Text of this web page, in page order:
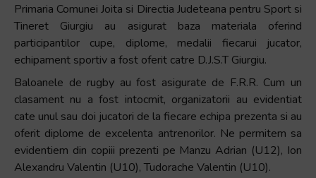
Primaria Comunei Joita si Directia Judeteana pentru Sport si
Tineret Giurgiu au asigurat baza materiala oferind
participantilor cupe, diplome, medalii fiecarui jucator,
echipament sportiv a fost oferit catre D.J.S.T Giurgiu.
Baloanele de rugby au fost asigurate de F.R.R. Cum un
clasament nu a fost intocmit, organizatorii au evidentiat
cate unul sau doi jucatori de la fiecare echipa prezenta si au
oferit diplome de excelenta antrenorilor. Ne permitem sa
evidentiem din copiii prezenti pe Manzu Adrian (U12), Ion
Alexandru Valentin (U10), Tudorache Valentin (U10).